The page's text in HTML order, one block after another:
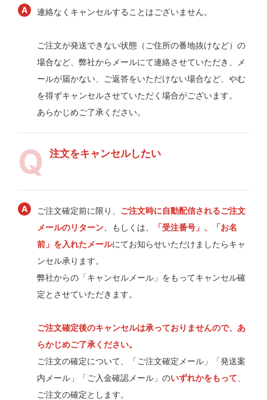
連絡なくキャンセルすることはございません。
ご注文が発送できない状態（ご住所の番地抜けなど）の
場合など、弊社からメールにて連絡させていただき、メ
ールが届かない、ご返答をいただけない場合など、やむ
を得ずキャンセルさせていただく場合がございます。
あらかじめご了承ください。
注文をキャンセルしたい
ご注文確定前に限り、 ご注文時に自動配信されるご注文
メールのリターン 、もしくは、
「受注番号」、「お名
前」を入れたメールにてお知らせいただけましたらキャ
ンセル承ります。
弊社からの「キャンセルメール」をもってキャンセル確
定とさせていただきます。
ご注文確定後のキャンセルは承っておりませんので、あ
らかじめご了承ください。
ご注文の確定について、「ご注文確定メール」「発送案
内メール」「ご入金確認メール」のいずれかをもって
ご注文の確定とします。